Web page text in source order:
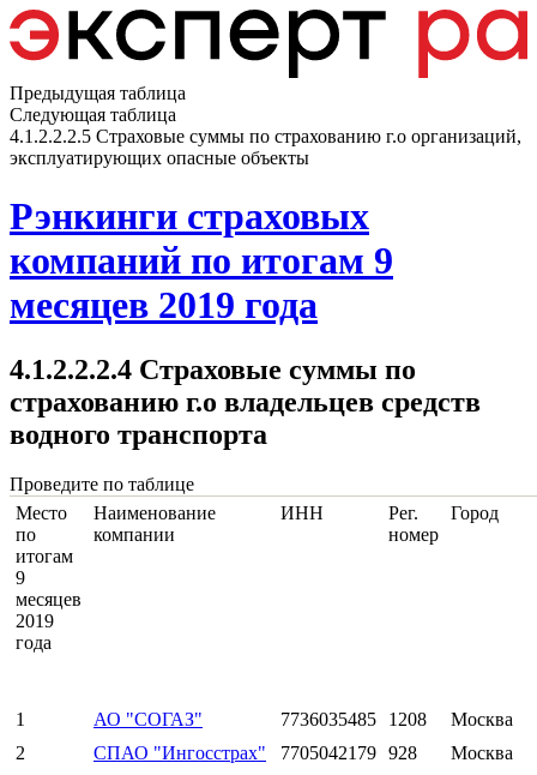
Предыдущая таблица
Следующая таблица
4.1.2.2.2.5 Страховые суммы по страхованию г.о организаций,
эксплуатирующих опасные объекты
Рэнкинги страховых
компаний по итогам 9
месяцев 2019 года
4.1.2.2.2.4 Страховые суммы по
страхованию г.о владельцев средств
водного транспорта
Проведите по таблице
Место
по
итогам
9
месяцев
2019
года
Наименование
компании
ИНН
Рег.
номер
Город
1 АО "СОГАЗ" 7736035485 1208
Москва
2
СПАО "Ингосстрах" 7705042179 928 Москва